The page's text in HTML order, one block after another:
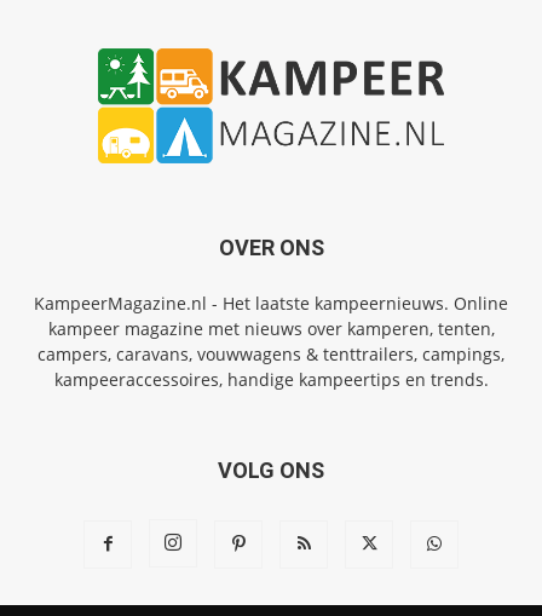
OVER ONS
KampeerMagazine.nl - Het laatste kampeernieuws. Online
kampeer magazine met nieuws over kamperen, tenten,
campers, caravans, vouwwagens & tenttrailers, campings,
kampeeraccessoires, handige kampeertips en trends.
VOLG ONS